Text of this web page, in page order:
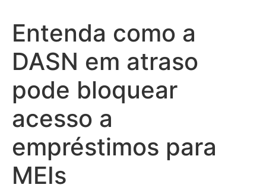
Entenda como a
DASN em atraso
pode bloquear
acesso a
empréstimos para
MEIs